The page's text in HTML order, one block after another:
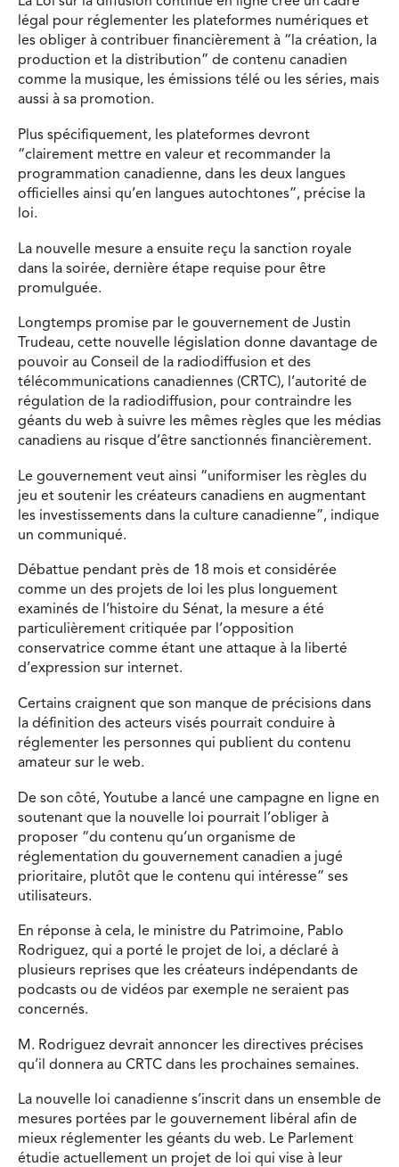
légal pour réglementer les plateformes numériques et
les obliger à contribuer financièrement à “la création, la
production et la distribution” de contenu canadien
comme la musique, les émissions télé ou les séries, mais
aussi à sa promotion.
Plus spécifiquement, les plateformes devront
“clairement mettre en valeur et recommander la
programmation canadienne, dans les deux langues
officielles ainsi qu’en langues autochtones”, précise la
loi.
La nouvelle mesure a ensuite reçu la sanction royale
dans la soirée, dernière étape requise pour être
promulguée.
Longtemps promise par le gouvernement de Justin
Trudeau, cette nouvelle législation donne davantage de
pouvoir au Conseil de la radiodiffusion et des
télécommunications canadiennes (CRTC), l’autorité de
régulation de la radiodiffusion, pour contraindre les
géants du web à suivre les mêmes règles que les médias
canadiens au risque d’être sanctionnés financièrement.
Le gouvernement veut ainsi “uniformiser les règles du
jeu et soutenir les créateurs canadiens en augmentant
les investissements dans la culture canadienne”, indique
un communiqué.
Débattue pendant près de 18 mois et considérée
comme un des projets de loi les plus longuement
examinés de l’histoire du Sénat, la mesure a été
particulièrement critiquée par l’opposition
conservatrice comme étant une attaque à la liberté
d’expression sur internet.
Certains craignent que son manque de précisions dans
la définition des acteurs visés pourrait conduire à
réglementer les personnes qui publient du contenu
amateur sur le web.
De son côté, Youtube a lancé une campagne en ligne en
soutenant que la nouvelle loi pourrait l’obliger à
proposer “du contenu qu’un organisme de
réglementation du gouvernement canadien a jugé
prioritaire, plutôt que le contenu qui intéresse” ses
utilisateurs.
En réponse à cela, le ministre du Patrimoine, Pablo
Rodriguez, qui a porté le projet de loi, a déclaré à
plusieurs reprises que les créateurs indépendants de
podcasts ou de vidéos par exemple ne seraient pas
concernés.
M. Rodriguez devrait annoncer les directives précises
qu’il donnera au CRTC dans les prochaines semaines.
La nouvelle loi canadienne s’inscrit dans un ensemble de
mesures portées par le gouvernement libéral afin de
mieux réglementer les géants du web. Le Parlement
étudie actuellement un projet de loi qui vise à leur